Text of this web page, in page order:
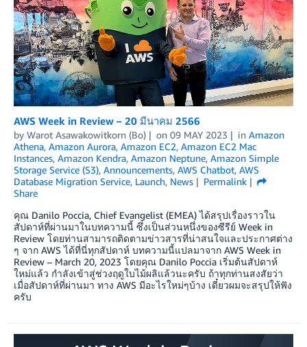
AWS Week in Review – 20 มีนาคม 2566
by Warot Asawakowitkorn (Bo) on 09 MAY 2023 in Amazon
Athena, Amazon Aurora, Amazon EC2, Amazon EC2 Mac
Instances, Amazon Kendra, Amazon Neptune, Amazon Simple
Storage Service (S3), Announcements, AWS Chatbot, AWS
Database Migration Service, Launch, News
Permalink
Share
คุณ Danilo Poccia, Chief Evangelist (EMEA) ได้สรุปเรื่องราวใน
สัปดาห์ที่ผ่านมาในบทความนี้ ซึ่งเป็นส่วนหนึ่งของซีรีย์ Week in
Review โดยท่านสามารถติดตามข่าวสารที่น่าสนใจและประกาศต่าง
ๆ จาก AWS ได้ที่นี่ทุกสัปดาห์ บทความนี้แปลมาจาก AWS Week in
Review – March 20, 2023 โดยคุณ Danilo Poccia เริ่มต้นสัปดาห์
ใหม่แล้ว กำลังเข้าสู่ช่วงฤดูใบไม้ผลิแล้วนะครับ ถ้าทุกท่านสงสัยว่า
เมื่อสัปดาห์ที่ผ่านมา ทาง AWS มีอะไรใหม่ๆบ้าง เดี๋ยวผมจะสรุปให้ฟัง
ครับ